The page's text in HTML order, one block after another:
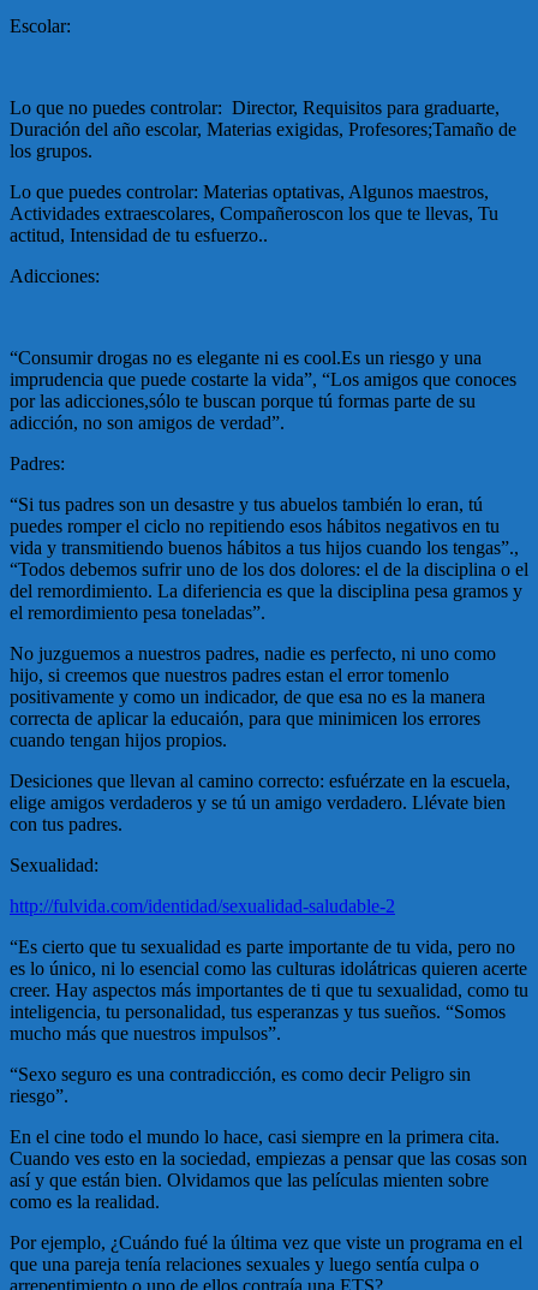
Escolar:
Lo que no puedes controlar: Director, Requisitos para graduarte,
Duración del año escolar, Materias exigidas, Profesores;Tamaño de
los grupos.
Lo que puedes controlar: Materias optativas, Algunos maestros,
Actividades extraescolares, Compañeroscon los que te llevas, Tu
actitud, Intensidad de tu esfuerzo..
Adicciones:
“Consumir drogas no es elegante ni es cool.Es un riesgo y una
imprudencia que puede costarte la vida”, “Los amigos que conoces
por las adicciones,sólo te buscan porque tú formas parte de su
adicción, no son amigos de verdad”.
Padres:
“Si tus padres son un desastre y tus abuelos también lo eran, tú
puedes romper el ciclo no repitiendo esos hábitos negativos en tu
vida y transmitiendo buenos hábitos a tus hijos cuando los tengas”.,
“Todos debemos sufrir uno de los dos dolores: el de la disciplina o el
del remordimiento. La diferiencia es que la disciplina pesa gramos y
el remordimiento pesa toneladas”.
No juzguemos a nuestros padres, nadie es perfecto, ni uno como
hijo, si creemos que nuestros padres estan el error tomenlo
positivamente y como un indicador, de que esa no es la manera
correcta de aplicar la educaión, para que minimicen los errores
cuando tengan hijos propios.
Desiciones que llevan al camino correcto: esfuérzate en la escuela,
elige amigos verdaderos y se tú un amigo verdadero. Llévate bien
con tus padres.
Sexualidad:
http://fulvida.com/identidad/sexualidad-saludable-2
“Es cierto que tu sexualidad es parte importante de tu vida, pero no
es lo único, ni lo esencial como las culturas idolátricas quieren acerte
creer. Hay aspectos más importantes de ti que tu sexualidad, como tu
inteligencia, tu personalidad, tus esperanzas y tus sueños. “Somos
mucho más que nuestros impulsos”.
“Sexo seguro es una contradicción, es como decir Peligro sin
riesgo”.
En el cine todo el mundo lo hace, casi siempre en la primera cita.
Cuando ves esto en la sociedad, empiezas a pensar que las cosas son
así y que están bien. Olvidamos que las películas mienten sobre
como es la realidad.
Por ejemplo, ¿Cuándo fué la última vez que viste un programa en el
que una pareja tenía relaciones sexuales y luego sentía culpa o